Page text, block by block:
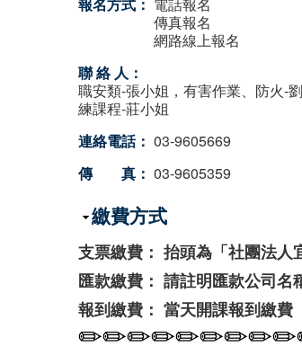
報名方式： 電話報名
傳真報名
網路線上報名
聯 絡 人：
職安類-張小姐，有害作業、防火-
練課程-莊小姐
連絡電話： 03-9605669
傳 真： 03-9605359
隱藏
繳費方式
支票繳費： 抬頭為「社團法人
匯款繳費： 請註明匯款公司名
報到繳費： 當天開課報到繳費
✏✏✏✏✏✏✏✏✏